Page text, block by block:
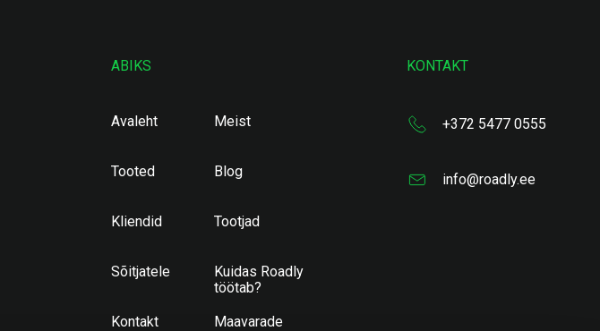
ABIKS
Avaleht Meist
Tooted Blog
Kliendid Tootjad
Sõitjatele
Kuidas Roadly
töötab?
Kontakt
Maavarade
KONTAKT
+372 5477 0555
info@roadly.ee